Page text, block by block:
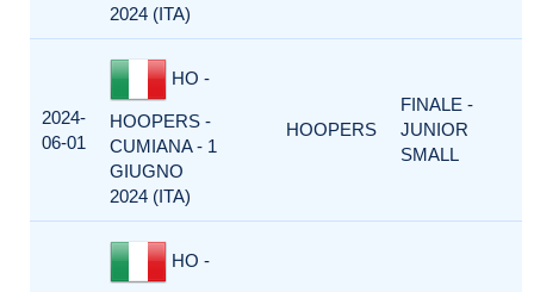
2024 (ITA)
2024-
06-01
HO -
HOOPERS -
CUMIANA - 1
GIUGNO
2024 (ITA)
HOOPERS
FINALE -
JUNIOR
SMALL
HO -